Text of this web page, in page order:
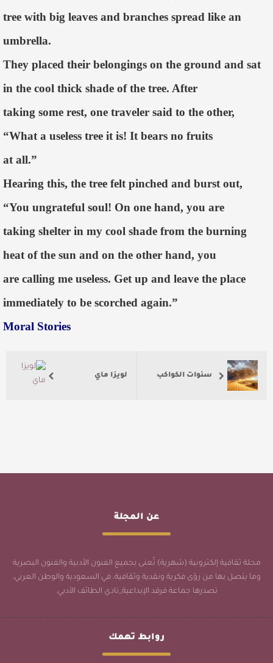
tree with big leaves and branches spread like an
umbrella.
They placed their belongings on the ground and sat
in the cool thick shade of the tree. After
taking some rest, one traveler said to the other,
“What a useless tree it is! It bears no fruits
at all.”
Hearing this, the tree felt pinched and burst out,
“You ungrateful soul! On one hand, you are
taking shelter in my cool shade from the burning
heat of the sun and on the other hand, you
are calling me useless. Get up and leave the place
immediately to be scorched again.”
Moral Stories
سنوات الكواكب لويزا ماي
عن المجلة
مجلة ثقافية إلكترونية (شهرية) تُعنى بجميع الفنون الأدبية والفنون البصرية
وما يتصل بها من رؤى فكرية ونقدية وثقافية، في السعودية والوطن العربي،
تصدرها جماعة فرقد الإبداعية_نادي الطائف الأدبي.
روابط تهمك